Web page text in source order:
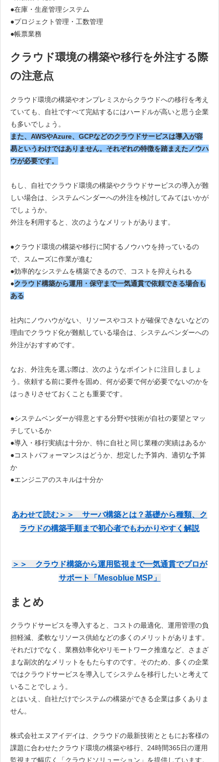
●在庫・生産管理システム
●プロジェクト管理・工数管理
●帳票業務
クラウド環境の構築や移行を外注する際
の注意点
クラウド環境の構築やオンプレミスからクラウドへの移行を考え
ていても、自社ですべて完結するにはハードルが高いと思う企業
も多いでしょう。
また、AWSやAzure、GCPなどのクラウドサービスは導入が容
易というわけではありません。それぞれの特徴を踏まえたノウハ
ウが必要です。
もし、自社でクラウド環境の構築やクラウドサービスの導入が難
しい場合は、システムベンダーへの外注を検討してみてはいかが
でしょうか。
外注を利用すると、次のようなメリットがあります。
●クラウド環境の構築や移行に関するノウハウを持っているの
で、スムーズに作業が進む
●効率的なシステムを構築できるので、コストを抑えられる
●クラウド構築から運用・保守まで一気通貫で依頼できる場合も
ある
社内にノウハウがない、リソースやコストが確保できないなどの
理由でクラウド化が難航している場合は、システムベンダーへの
外注がおすすめです。
なお、外注先を選ぶ際は、次のようなポイントに注目しましょ
う。依頼する前に要件を固め、何が必要で何が必要でないのかを
はっきりさせておくことも重要です。
●システムベンダーが得意とする分野や技術が自社の要望とマッ
チしているか
●導入・移行実績は十分か、特に自社と同じ業種の実績はあるか
●コストパフォーマンスはどうか、想定した予算内、適切な予算
か
●エンジニアのスキルは十分か
あわせて読む＞＞ サーバ構築とは？基礎から種類、ク
ラウドの構築手順まで初心者でもわかりやすく解説
＞＞ クラウド構築から運用監視まで一気通貫でプロが
サポート「Mesoblue MSP」
まとめ
クラウドサービスを導入すると、コストの最適化、運用管理の負
担軽減、柔軟なリソース供給などの多くのメリットがあります。
それだけでなく、業務効率化やリモートワーク推進など、さまざ
まな副次的なメリットをもたらすのです。そのため、多くの企業
ではクラウドサービスを導入してシステムを移行したいと考えて
いることでしょう。
とはいえ、自社だけでシステムの構築ができる企業は多くありま
せん。
株式会社エヌアイデイは、クラウドの最新技術とともにお客様の
課題に合わせたクラウド環境の構築や移行、24時間365日の運用
監視まで幅広く「クラウドソリューション」を提供しています。